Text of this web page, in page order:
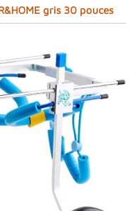
gris 30 pouces